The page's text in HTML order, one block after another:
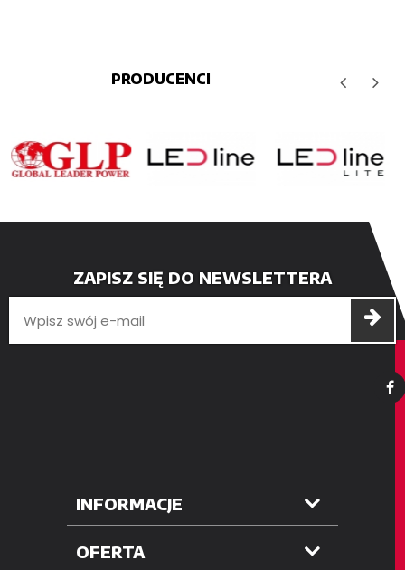
PRODUCENCI
ZAPISZ SIĘ DO NEWSLETTERA
INFORMACJE
OFERTA